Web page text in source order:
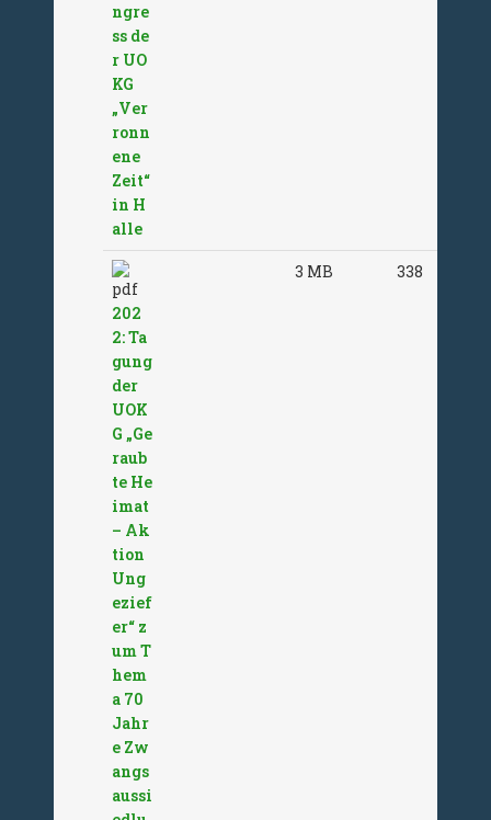
ngre
ss de
r UO
KG
„Ver
ronn
ene
Zeit“
in H
alle
202
2: Ta
gung
der
UOK
G „Ge
raub
te He
imat
– Ak
tion
Ung
ezief
er“ z
um T
hem
a 70
Jahr
e Zw
angs
aussi
3 MB 338